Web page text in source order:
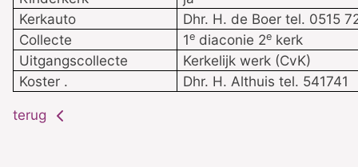
Kerkauto
Dhr. H. de Boer tel. 0515
Collecte
1ediaconie 2ekerk
Uitgangscollecte
Kerkelijk werk (CvK)
Koster .
Dhr. H. Althuis tel. 541741
terug